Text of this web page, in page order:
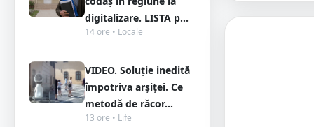
digitalizare. LISTA p...
14 ore • Locale
VIDEO. Soluție inedită
împotriva arșiței. Ce
metodă de răcor...
13 ore • Life